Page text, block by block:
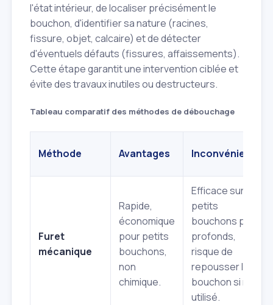
l'état intérieur, de localiser précisément le
bouchon, d'identifier sa nature (racines,
fissure, objet, calcaire) et de détecter
d'éventuels défauts (fissures, affaissements).
Cette étape garantit une intervention ciblée et
évite des travaux inutiles ou destructeurs.
Tableau comparatif des méthodes de débouchage
Méthode Avantages Inconvénients
Furet
mécanique
Rapide,
économique
pour petits
bouchons,
non
chimique.
Efficace sur les
petits
bouchons peu
profonds,
risque de
repousser le
bouchon si mal
utilisé.